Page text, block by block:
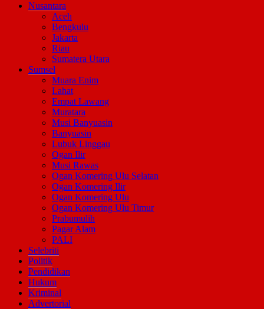
Nusantara
Aceh
Bengkulu
Jakarta
Riau
Sumatera Utara
Sumsel
Muara Enim
Lahat
Empat Lawang
Muratara
Musi Banyuasin
Banyuasin
Lubuk Linggau
Ogan Ilir
Musi Rawas
Ogan Komering Ulu Selatan
Ogan Komering Ilir
Ogan Komering Ulu
Ogan Komering Ulu Timur
Prabumulih
Pagar Alam
PALI
Selebriti
Politik
Pendidikan
Hukum
Kriminal
Advertorial